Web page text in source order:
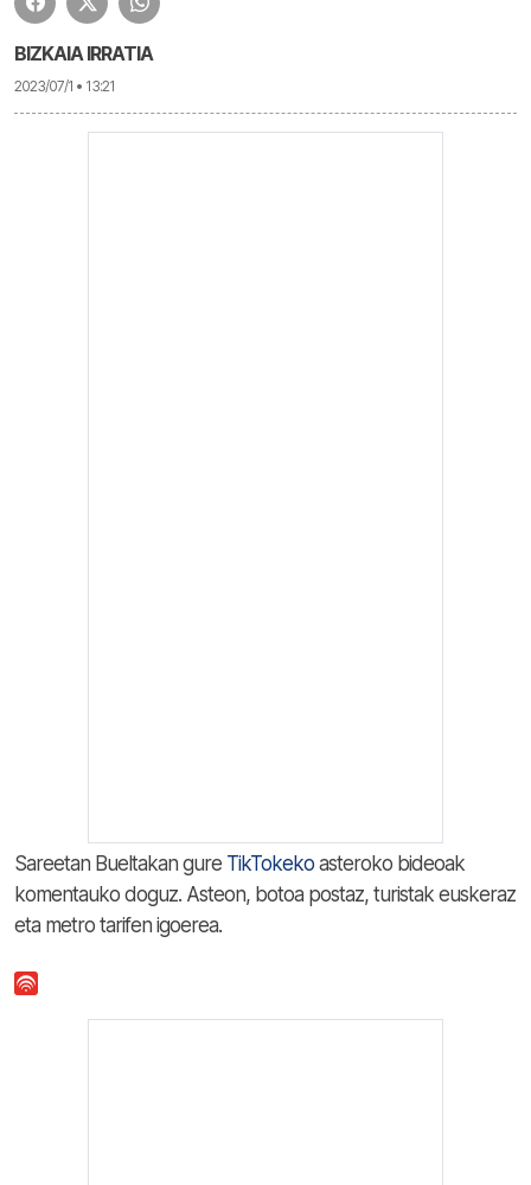
BIZKAIA IRRATIA
2023/07/1 • 13:21
Sareetan Bueltakan gure TikTokeko asteroko bideoak
komentauko doguz. Asteon, botoa postaz, turistak euskeraz
eta metro tarifen igoerea.